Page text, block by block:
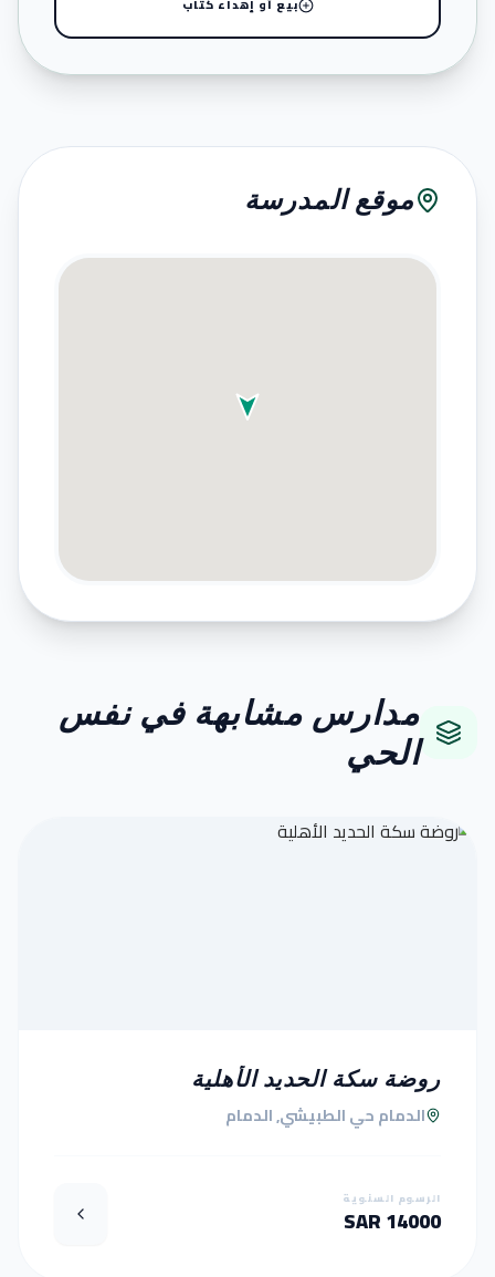
بيع أو إهداء كتاب
موقع المدرسة
مدارس مشابهة في نفس
الحي
روضة سكة الحديد الأهلية
الدمام حي الطبيشي, الدمام
الرسوم السنوية
14000 SAR